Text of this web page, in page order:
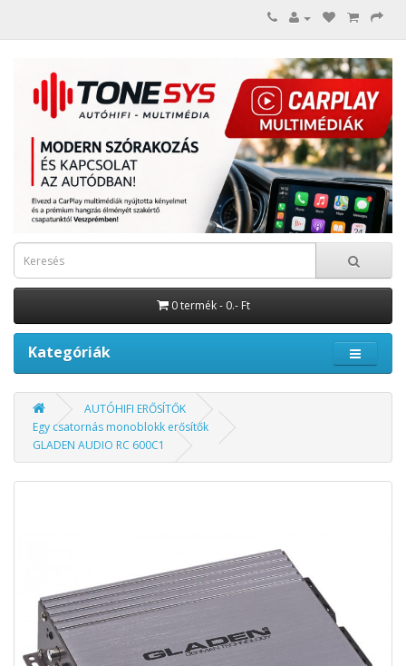
0 termék - 0.- Ft
Kategóriák
AUTÓHIFI ERŐSÍTŐK
Egy csatornás monoblokk erősítők
GLADEN AUDIO RC 600C1